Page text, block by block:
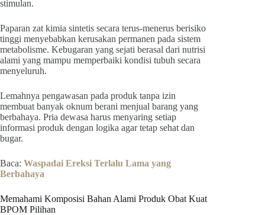
stimulan.
Paparan zat kimia sintetis secara terus-menerus berisiko
tinggi menyebabkan kerusakan permanen pada sistem
metabolisme. Kebugaran yang sejati berasal dari nutrisi
alami yang mampu memperbaiki kondisi tubuh secara
menyeluruh.
Lemahnya pengawasan pada produk tanpa izin
membuat banyak oknum berani menjual barang yang
berbahaya. Pria dewasa harus menyaring setiap
informasi produk dengan logika agar tetap sehat dan
bugar.
Baca: Waspadai Ereksi Terlalu Lama yang
Berbahaya
Memahami Komposisi Bahan Alami Produk Obat Kuat
BPOM Pilihan